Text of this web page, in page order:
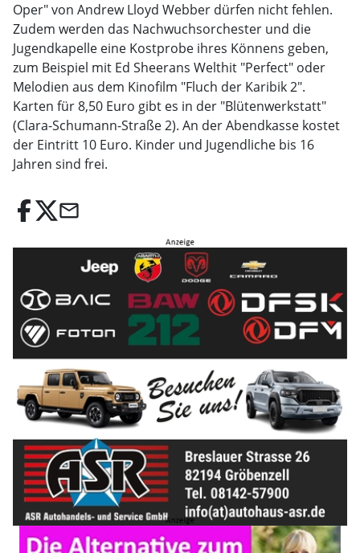
Oper" von Andrew Lloyd Webber dürfen nicht fehlen.
Zudem werden das Nachwuchsorchester und die
Jugendkapelle eine Kostprobe ihres Könnens geben,
zum Beispiel mit Ed Sheerans Welthit "Perfect" oder
Melodien aus dem Kinofilm "Fluch der Karibik 2".
Karten für 8,50 Euro gibt es in der "Blütenwerkstatt"
(Clara-Schumann-Straße 2). An der Abendkasse kostet
der Eintritt 10 Euro. Kinder und Jugendliche bis 16
Jahren sind frei.
email